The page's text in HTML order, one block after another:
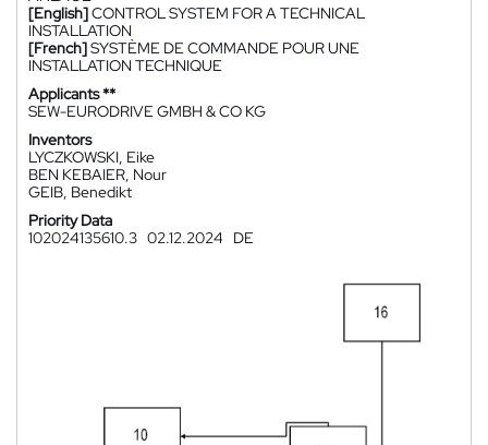
[English]CONTROL SYSTEM FOR A TECHNICAL
INSTALLATION
[French]SYSTÈME DE COMMANDE POUR UNE
INSTALLATION TECHNIQUE
Applicants **
SEW-EURODRIVE GMBH & CO KG
Inventors
LYCZKOWSKI, Eike
BEN KEBAIER, Nour
GEIB, Benedikt
Priority Data
102024135610.3 02.12.2024 DE